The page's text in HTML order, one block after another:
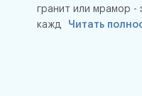
гранит или мрамор -
кажд
Читать